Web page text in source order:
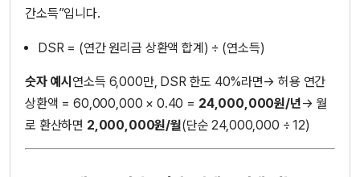
간소득”입니다.
DSR = (연간 원리금 상환액 합계) ÷ (연소득)
숫자 예시 연소득 6,000만, DSR 한도 40%라면→ 허용 연간
상환액 = 60,000,000 × 0.40 = 24,000,000원/년→ 월
로 환산하면 2,000,000원/월(단순 24,000,000 ÷ 12)